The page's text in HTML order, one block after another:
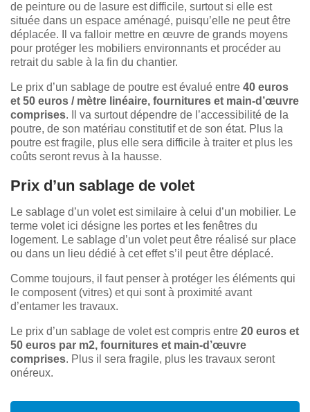
de peinture ou de lasure est difficile, surtout si elle est
située dans un espace aménagé, puisqu’elle ne peut être
déplacée. Il va falloir mettre en œuvre de grands moyens
pour protéger les mobiliers environnants et procéder au
retrait du sable à la fin du chantier.
Le prix d’un sablage de poutre est évalué entre 40 euros
et 50 euros / mètre linéaire, fournitures et main-d’œuvre
comprises. Il va surtout dépendre de l’accessibilité de la
poutre, de son matériau constitutif et de son état. Plus la
poutre est fragile, plus elle sera difficile à traiter et plus les
coûts seront revus à la hausse.
Prix d’un sablage de volet
Le sablage d’un volet est similaire à celui d’un mobilier. Le
terme volet ici désigne les portes et les fenêtres du
logement. Le sablage d’un volet peut être réalisé sur place
ou dans un lieu dédié à cet effet s’il peut être déplacé.
Comme toujours, il faut penser à protéger les éléments qui
le composent (vitres) et qui sont à proximité avant
d’entamer les travaux.
Le prix d’un sablage de volet est compris entre 20 euros et
50 euros par m2, fournitures et main-d’œuvre
comprises. Plus il sera fragile, plus les travaux seront
onéreux.